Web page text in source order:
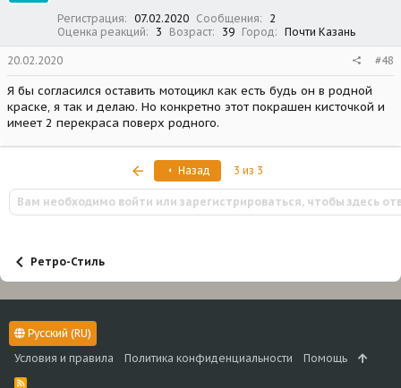
Регистрация
07.02.2020 Сообщения
2
Оценка реакций
3 Возраст 39 Город Почти Казань
20.02.2020 #48
Я бы согласился оставить мотоцикл как есть будь он в родной
краске, я так и делаю. Но конкретно этот покрашен кисточкой и
имеет 2 перекраса поверх родного.
ПервыйНазад 3 из 3
Вам необходимо войти или зарегистрироваться, чтобы здесь
Ретро-Стиль
Русский (RU)
Условия и правила
Политика конфиденциальности Помощь
R